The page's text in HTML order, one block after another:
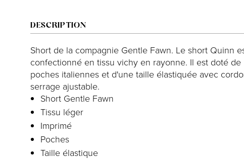
DESCRIPTION
Short de la compagnie Gentle Fawn. Le short Quinn
confectionné en tissu vichy en rayonne. Il est doté de
poches italiennes et d'une taille élastiquée avec
serrage ajustable.
Short Gentle Fawn
Tissu léger
Imprimé
Poches
Taille élastique